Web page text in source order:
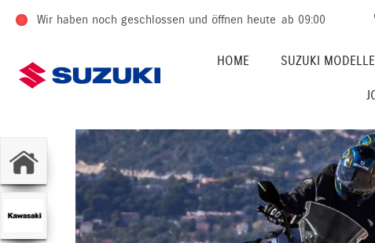
Wir haben noch geschlossen und öffnen heute ab 09:00
HOME SUZUKI MODELLE